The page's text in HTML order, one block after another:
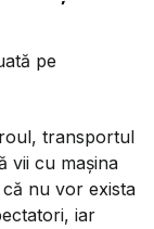
pe
transportul
vii cu mașina
nu vor exista
iar